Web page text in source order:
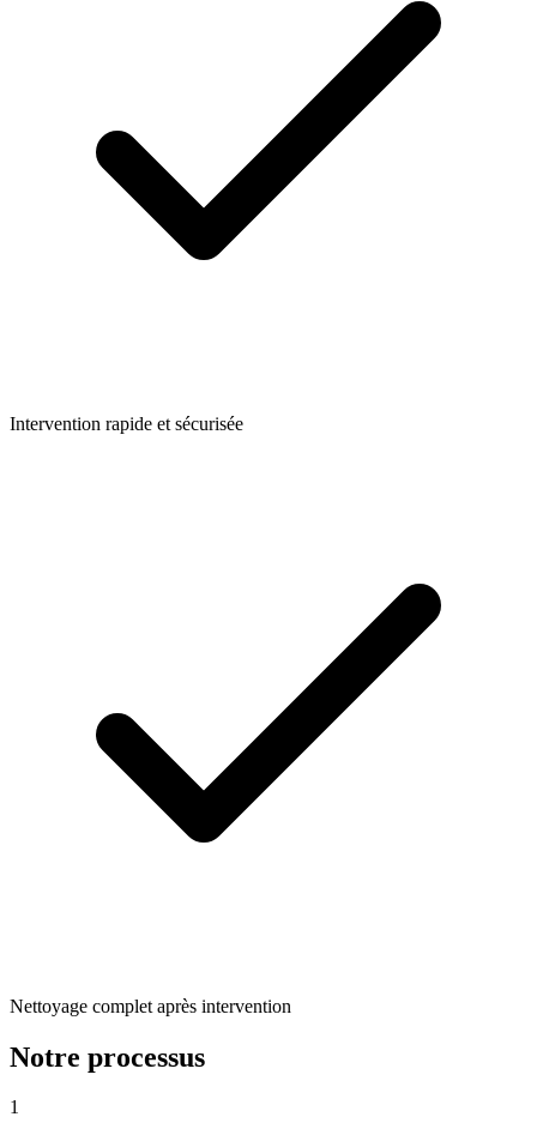
Intervention rapide et sécurisée
Nettoyage complet après intervention
Notre processus
1